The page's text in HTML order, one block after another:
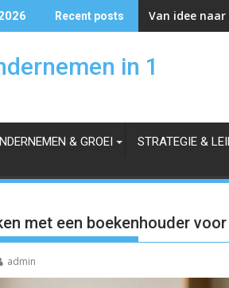
Recent posts Van idee
in 1
& GROEI STRATEGIE &
met een boekenhouder
admin